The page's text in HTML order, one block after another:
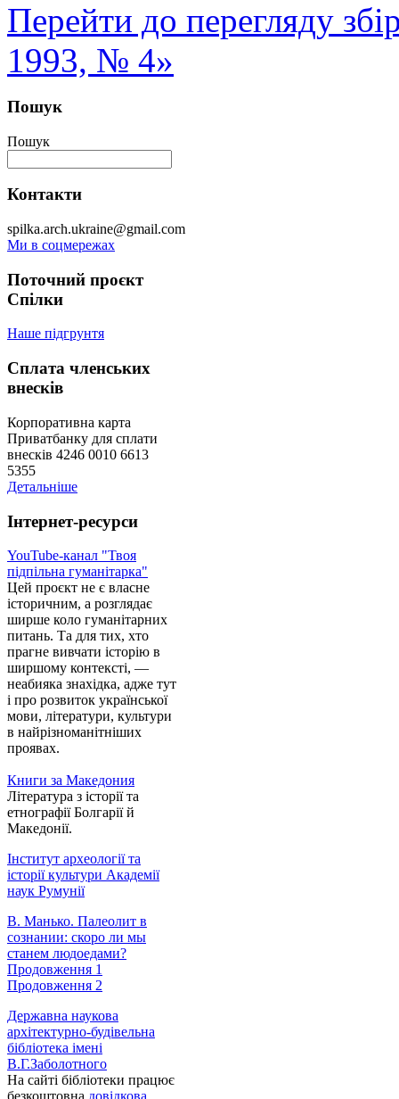
Перейти до перегляду
1993, № 4»
Пошук
Пошук
Контакти
spilka.arch.ukraine@gmail.com
Ми в соцмережах
Поточний проєкт
Спілки
Наше підгрунтя
Сплата членських
внесків
Корпоративна карта
Приватбанку для сплати
внесків 4246 0010 6613
5355
Детальніше
Інтернет-ресурси
YouTube-канал "Твоя
підпільна гуманітарка"
Цей проєкт не є власне
історичним, а розглядає
ширше коло гуманітарних
питань. Та для тих, хто
прагне вивчати історію в
ширшому контексті, —
неабияка знахідка, адже тут
і про розвиток української
мови, літератури, культури
в найрізноманітніших
проявах.
Книги за Македония
Література з історії та
етнографії Болгарії й
Македонії.
Інститут археології та
історії культури Академії
наук Румунії
В. Манько. Палеолит в
сознании: скоро ли мы
станем людоедами?
Продовження 1
Продовження 2
Державна наукова
архітектурно-будівельна
бібліотека імені
В.Г.Заболотного
На сайті бібліотеки працює